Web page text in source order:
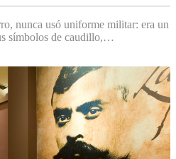
nunca usó uniforme militar: era un
símbolos de caudillo,…